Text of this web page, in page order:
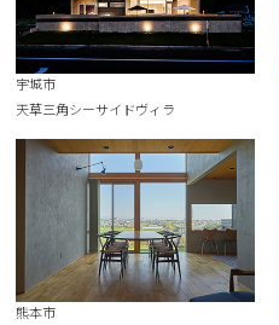
宇城市
天草三角シーサイドヴィラ
熊本市